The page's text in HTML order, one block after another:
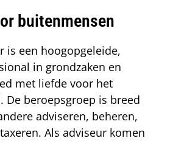
buitenmensen
is een hoogopgeleide,
in grondzaken en
met liefde voor het
De beroepsgroep is breed
adviseren, beheren,
Als adviseur komen